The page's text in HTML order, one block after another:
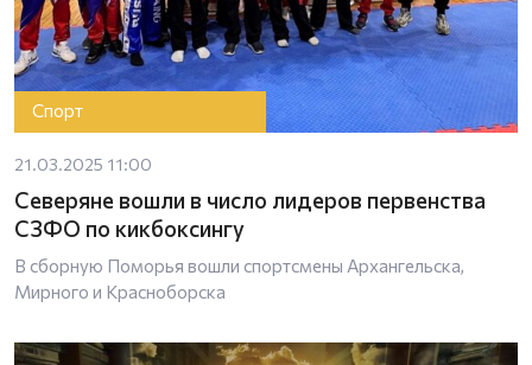
Спорт
21.03.2025 11:00
Северяне вошли в число лидеров первенства
СЗФО по кикбоксингу
В сборную Поморья вошли спортсмены Архангельска,
Мирного и Красноборска